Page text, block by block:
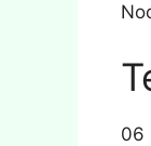
06